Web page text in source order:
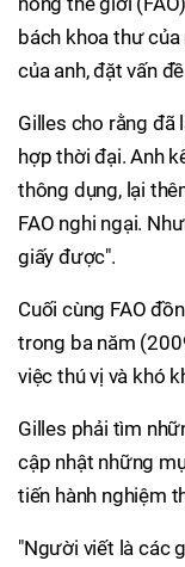
bách khoa thư
của anh, đặt vấn
Gilles cho rằng đã
hợp thời đại. Anh
thông dụng, lại
FAO nghi ngại.
giấy được".
Cuối cùng FAO
trong ba năm
việc thú vị và khó
Gilles phải tìm
cập nhật những
tiến hành nghiệm
"Người viết là các